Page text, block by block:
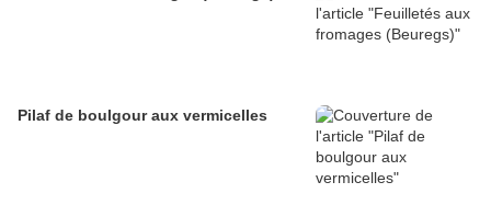
Pilaf de boulgour aux vermicelles